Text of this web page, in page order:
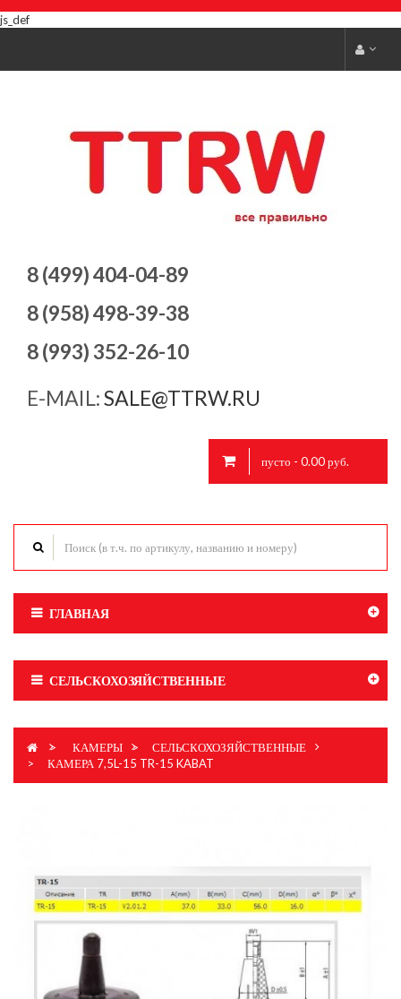
js_def
8 (499) 404-04-89
8 (958) 498-39-38
8 (993) 352-26-10
E-MAIL:SALE@TTRW.RU
пусто - 0.00 руб.
ГЛАВНАЯ
СЕЛЬСКОХОЗЯЙСТВЕННЫЕ
> КАМЕРЫ >
СЕЛЬСКОХОЗЯЙСТВЕННЫЕ
>
КАМЕРА 7,5L-15 TR-15 KABAT